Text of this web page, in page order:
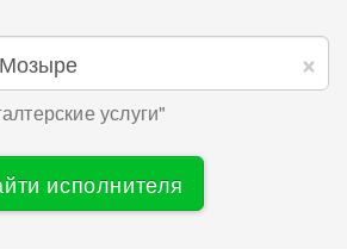
×
услуги"
исполнителя